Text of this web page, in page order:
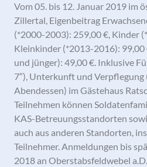
Vom 05. bis 12. Januar 2019 im
Zillertal, Eigenbeitrag
(*2000-2003): 259,00 €, Kinder
Kleinkinder (*2013-2016):
und jünger): 49,00 €. Inklusive
7″), Unterkunft und Verpflegung
Abendessen) im Gästehaus
Teilnehmen können
KAS-Betreuungsstandorten
auch aus anderen Standorten,
Teilnehmer. Anmeldungen bis
2018 an Oberstabsfeldwebel